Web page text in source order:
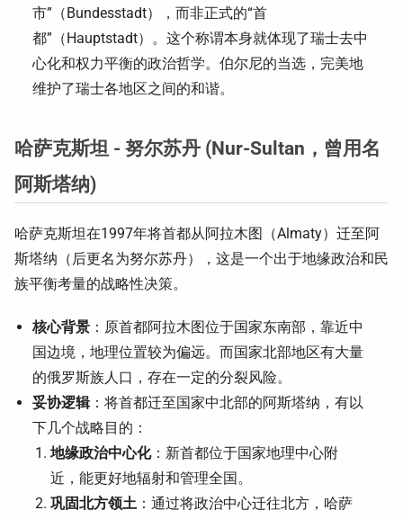
市”（Bundesstadt），而非正式的“首
都”（Hauptstadt）。这个称谓本身就体现了瑞士去中
心化和权力平衡的政治哲学。伯尔尼的当选，完美地
维护了瑞士各地区之间的和谐。
哈萨克斯坦 - 努尔苏丹 (Nur-Sultan，曾用名
阿斯塔纳)
哈萨克斯坦在1997年将首都从阿拉木图（Almaty）迁至阿
斯塔纳（后更名为努尔苏丹），这是一个出于地缘政治和民
族平衡考量的战略性决策。
核心背景 ：原首都阿拉木图位于国家东南部，靠近中
国边境，地理位置较为偏远。而国家北部地区有大量
的俄罗斯族人口，存在一定的分裂风险。
妥协逻辑：将首都迁至国家中北部的阿斯塔纳，有以
下几个战略目的：
地缘政治中心化：新首都位于国家地理中心附
近，能更好地辐射和管理全国。
巩固北方领土 ：通过将政治中心迁往北方，哈萨